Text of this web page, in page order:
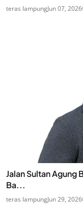
teras lampungJun 07, 2026
Jalan Sultan Agung
Ba...
teras lampungJun 29, 2026